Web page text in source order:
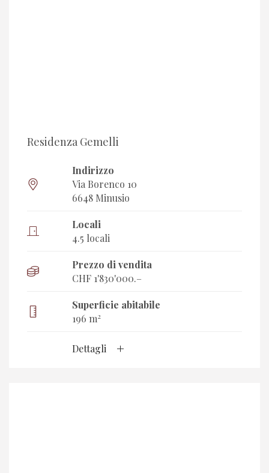
Residenza Gemelli
Indirizzo
Via Borenco 10
6648 Minusio
Locali
4.5 locali
Prezzo di vendita
CHF 1'830'000.–
Superficie abitabile
196 m2
Dettagli